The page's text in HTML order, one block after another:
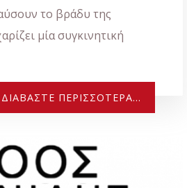
το βράδυ της
μία συγκινητική
ΔΙΑΒΆΣΤΕ ΠΕΡΙΣΣΌΤΕΡΑ...